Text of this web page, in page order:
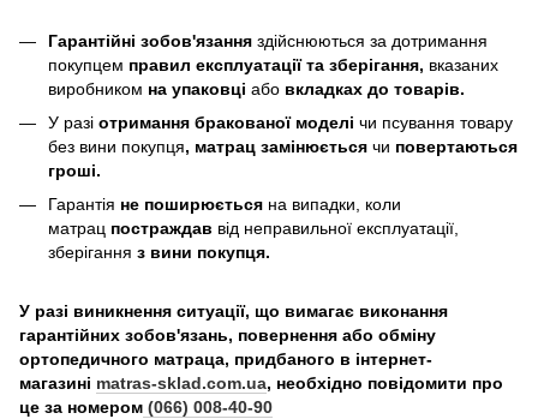
Гарантійні зобов'язання здійснюються за дотримання
покупцем правил експлуатації та зберігання, вказаних
виробником на упаковці або вкладках до товарів.
У разі отримання бракованої моделі чи псування товару
без вини покупця, матрац замінюється чи повертаються
гроші.
Гарантія не поширюється на випадки, коли
матрац постраждав від неправильної експлуатації,
зберігання з вини покупця.
У разі виникнення ситуації, що вимагає виконання
гарантійних зобов'язань, повернення або обміну
ортопедичного матраца, придбаного в інтернет-
магазині matras-sklad.com.ua, необхідно повідомити про
це за номером (066) 008-40-90